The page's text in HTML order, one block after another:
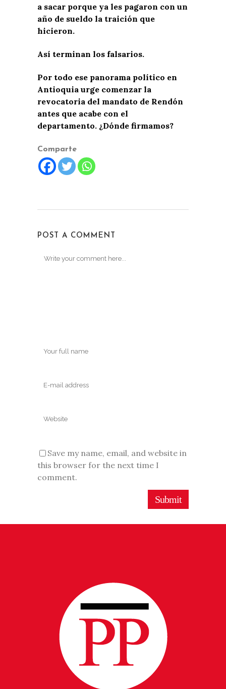
a sacar porque ya les pagaron con un
año de sueldo la traición que
hicieron.
Así terminan los falsarios.
Por todo ese panorama político en
Antioquia urge comenzar la
revocatoria del mandato de Rendón
antes que acabe con el
departamento. ¿Dónde firmamos?
Comparte
POST A COMMENT
Save my name, email, and website in
this browser for the next time I
comment.